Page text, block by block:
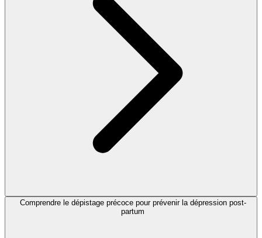
Comprendre le dépistage précoce pour prévenir la dépression post-
partum